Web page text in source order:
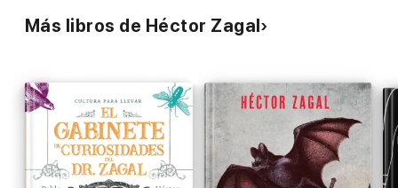
Más libros de Héctor Zagal